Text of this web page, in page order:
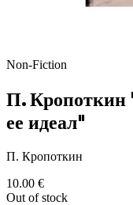
Non-Fiction
П. Кропоткин
ее идеал"
П. Кропоткин
10.00 €
Out of stock